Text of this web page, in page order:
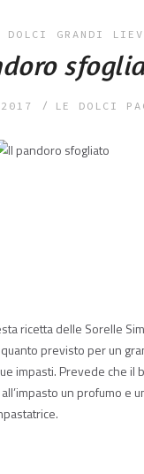
DOLCI GRANDI
LE DOLCI
ricetta delle Sorelle
previsto per un
impasti. Prevede che il
un profumo e